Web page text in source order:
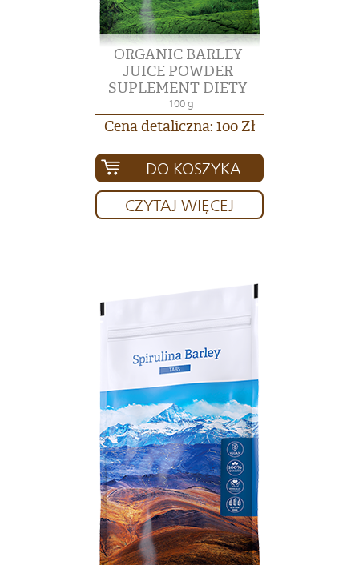
ORGANIC BARLEY
JUICE POWDER
SUPLEMENT DIETY
100 g
Cena detaliczna: 100 Zł
DO KOSZYKA
CZYTAJ WIĘCEJ